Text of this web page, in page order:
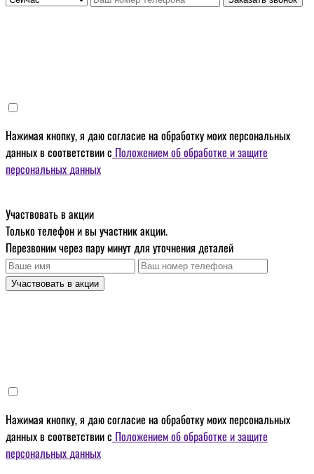
Нажимая кнопку, я даюсогласие на обработку моих персональных
данныхв соответствии с Положением об обработке и защите
персональных данных
Участвовать в акции
Только телефон и вы участник акции.
Перезвоним через пару минут для уточнения деталей
Участвовать в акции
Нажимая кнопку, я даюсогласие на обработку моих персональных
данныхв соответствии с Положением об обработке и защите
персональных данных